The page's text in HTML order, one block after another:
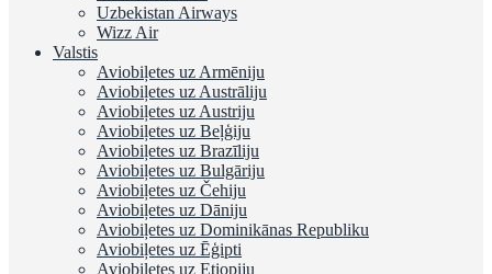
Uzbekistan Airways
Wizz Air
Valstis
Aviobiļetes uz Armēniju
Aviobiļetes uz Austrāliju
Aviobiļetes uz Austriju
Aviobiļetes uz Beļģiju
Aviobiļetes uz Brazīliju
Aviobiļetes uz Bulgāriju
Aviobiļetes uz Čehiju
Aviobiļetes uz Dāniju
Aviobiļetes uz Dominikānas Republiku
Aviobiļetes uz Ēģipti
Aviobiļetes uz Etiopiju